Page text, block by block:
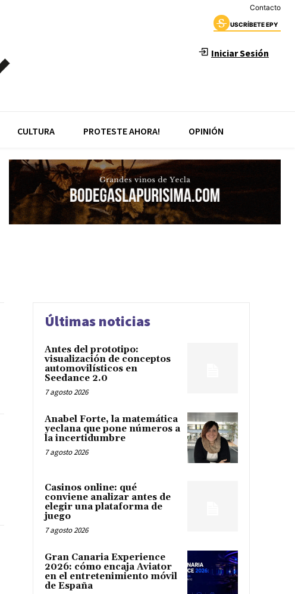
Contacto
USCRÍBETE EPY
Iniciar Sesión
CULTURA PROTESTE AHORA! OPINIÓN
Últimas noticias
Antes del prototipo:
visualización de conceptos
automovilísticos en
Seedance 2.0
7 agosto 2026
Anabel Forte, la matemática
yeclana que pone números a
la incertidumbre
7 agosto 2026
Casinos online: qué
conviene analizar antes de
elegir una plataforma de
juego
7 agosto 2026
Gran Canaria Experience
2026: cómo encaja Aviator
en el entretenimiento móvil
de España